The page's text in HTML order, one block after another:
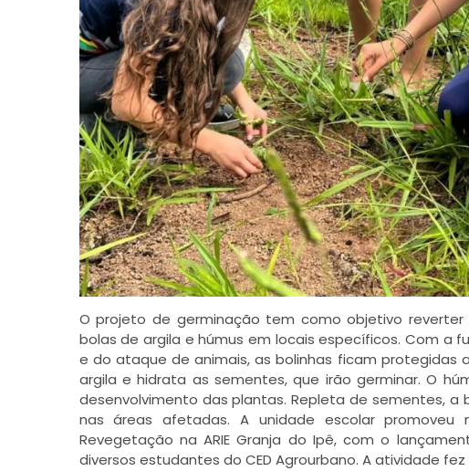
O projeto de germinação tem como objetivo
bolas de argila e húmus em locais específicos. Com a
e do ataque de animais, as bolinhas ficam
argila e hidrata as sementes, que irão germinar. O
desenvolvimento das plantas. Repleta de sementes,
nas áreas afetadas. A unidade escolar
Revegetação na ARIE Granja do Ipê, com o
diversos estudantes do CED Agrourbano. A atividade